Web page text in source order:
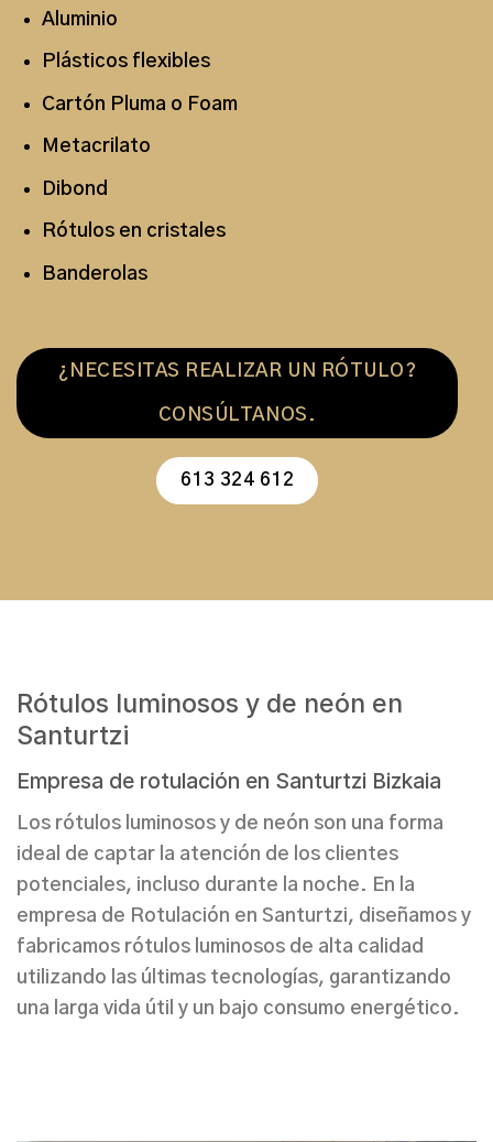
Aluminio
Plásticos flexibles
Cartón Pluma o Foam
Metacrilato
Dibond
Rótulos en cristales
Banderolas
¿NECESITAS REALIZAR UN RÓTULO?
CONSÚLTANOS.
613 324 612
Rótulos luminosos y de neón en
Santurtzi
Empresa de rotulación en Santurtzi Bizkaia
Los rótulos luminosos y de neón son una forma
ideal de captar la atención de los clientes
potenciales, incluso durante la noche. En la
empresa de Rotulación en Santurtzi, diseñamos y
fabricamos rótulos luminosos de alta calidad
utilizando las últimas tecnologías, garantizando
una larga vida útil y un bajo consumo energético.